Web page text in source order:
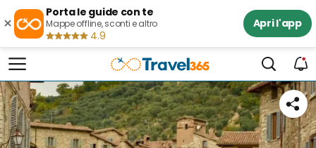
×
Porta le guide con te
Mappe offline, sconti e altro
4.9
Apri l'app